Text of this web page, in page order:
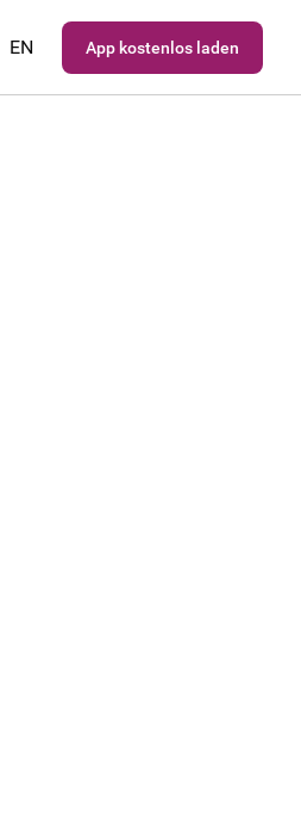
EN App kostenlos laden